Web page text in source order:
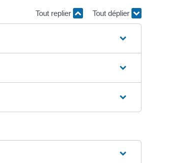
Tout replier Tout déplier